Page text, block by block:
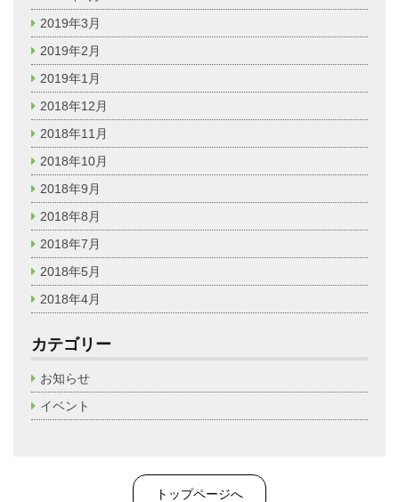
2019年3月
2019年2月
2019年1月
2018年12月
2018年11月
2018年10月
2018年9月
2018年8月
2018年7月
2018年5月
2018年4月
カテゴリー
お知らせ
イベント
トップページへ